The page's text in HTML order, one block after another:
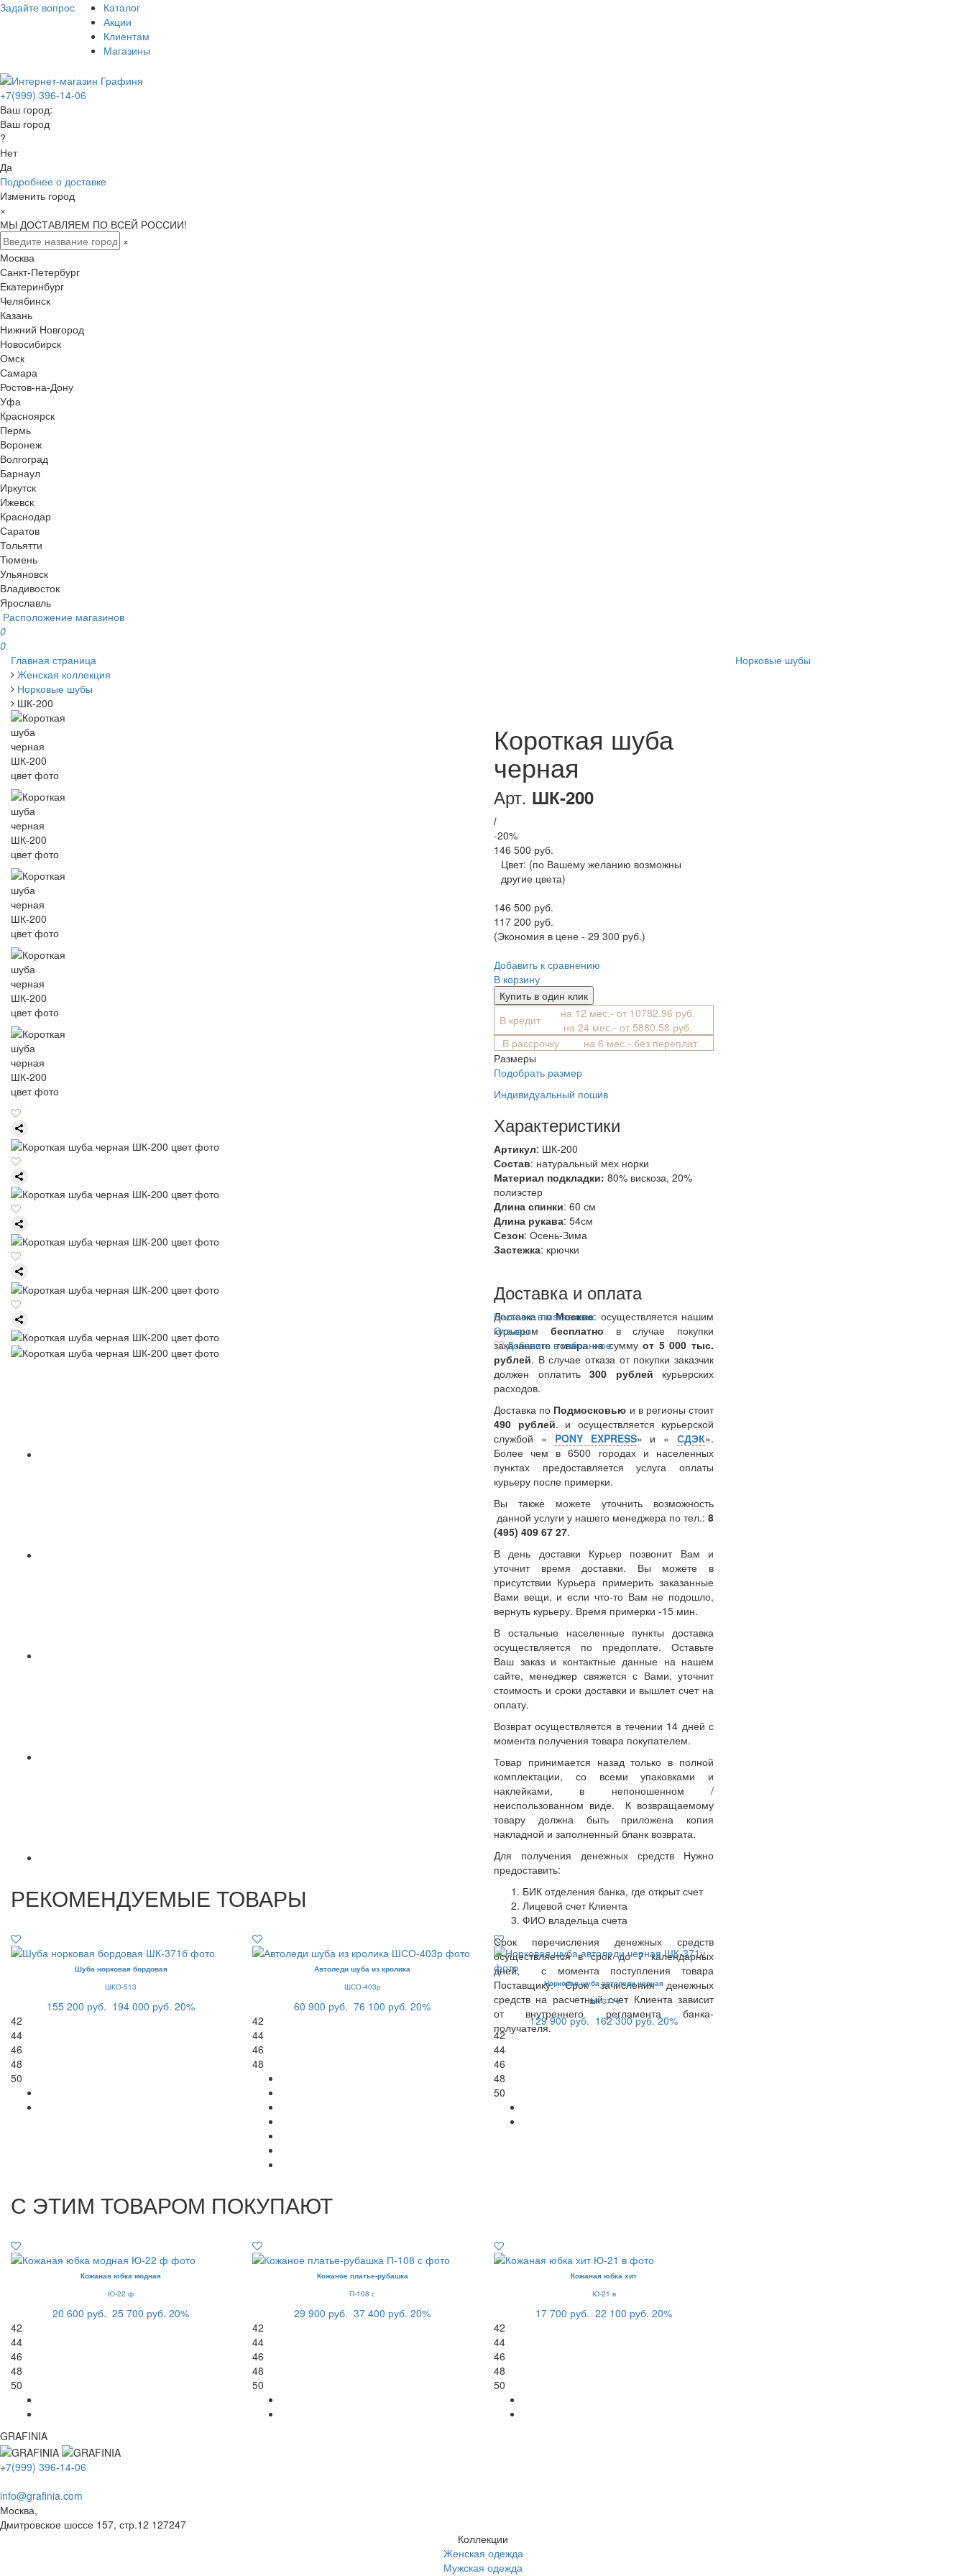
Задайте вопрос
Каталог
Акции
Клиентам
Магазины
+7(999) 396-14-06
Ваш город:
Ваш город
?
Нет
Да
Подробнее о доставке
Изменить город
×
МЫ ДОСТАВЛЯЕМ ПО ВСЕЙ РОССИИ!
×
Москва
Санкт-Петербург
Екатеринбург
Челябинск
Казань
Нижний Новгород
Новосибирск
Омск
Самара
Ростов-на-Дону
Уфа
Красноярск
Пермь
Воронеж
Волгоград
Барнаул
Иркутск
Ижевск
Краснодар
Саратов
Тольятти
Тюмень
Ульяновск
Владивосток
Ярославль
Расположение магазинов
0
0
Главная страница
Женская коллекция
Норковые шубы
ШК-200
Короткая шуба
черная
Арт. ШК-200
i
-20%
146 500 руб.
Цвет: (по Вашему желанию возможны
другие цвета)
146 500 руб.
117 200 руб.
(Экономия в цене - 29 300 руб.)
Добавить к сравнению
В корзину
Купить в один клик
В кредит
на 12 мес.- от 10782.96 руб.
на 24 мес.- от 5880.58 руб.
В рассрочку
на 6 мес.- без переплат
Размеры
Подобрать размер
Индивидуальный пошив
Характеристики
Артикул: ШК-200
Состав: натуральный мех норки
Материал подкладки: 80% вискоза, 20%
полиэстер
Длина спинки: 60 см
Длина рукава: 54см
Сезон: Осень-Зима
Застежка: крючки
Доставка и оплата
Доставка поМоскве: осуществляется нашим
курьером бесплатно в случае покупки
заказанного товара на суммуот 5 000 тыс.
рублей. В случае отказа от покупки заказчик
должен оплатить 300 рублей курьерских
расходов.
Доставка по Подмосковью и в регионы стоит
490 рублей. и осуществляется курьерской
службой « PONY EXPRESS» и «СДЭК».
Более чем в 6500 городах и населенных
пунктах предоставляется услуга оплаты
курьеру после примерки.
Вы также можете уточнить возможность
данной услуги у нашего менеджера по тел.: 8
(495) 409 67 27.
В день доставки Курьер позвонит Вам и
уточнит время доставки. Вы можете в
присутствии Курьера примерить заказанные
Вами вещи, и если что-то Вам не подошло,
вернуть курьеру. Время примерки -15 мин.
В остальные населенные пункты доставка
осуществляется по предоплате. Оставьте
Ваш заказ и контактные данные на нашем
сайте, менеджер свяжется с Вами, уточнит
стоимость и сроки доставки и вышлет счет на
оплату.
Возврат осуществляется в течении 14 дней с
момента получения товара покупателем.
Товар принимается назад только в полной
комплектации, со всеми упаковками и
наклейками, в непоношенном /
неиспользованном виде. К возвращаемому
товару должна быть приложена копия
накладной и заполненный бланк возврата.
Для получения денежных средств Нужно
предоставить:
БИК отделения банка, где открыт счет
Лицевой счет Клиента
ФИО владельца счета
Срок перечисления денежных средств
осуществляется в срок до 7 календарных
дней, с момента поступления товара
Поставщику. Срок зачисления денежных
средств на расчетный счет Клиента зависит
от внутреннего регламента банка-
получателя.
Наличие в магазинах
Отзывы
Добавить в избранное
РЕКОМЕНДУЕМЫЕ ТОВАРЫ
Шуба норковая бордовая
ШКО-513
155 200 руб. 194 000 руб. 20%
42
44
46
48
50
Автоледи шуба из кролика
ШСО-403р
60 900 руб. 76 100 руб. 20%
42
44
46
48
Норковая шуба автоледи черная
ШК-371ч
129 900 руб. 162 300 руб. 20%
42
44
46
48
50
С ЭТИМ ТОВАРОМ ПОКУПАЮТ
Кожаная юбка модная
Ю-22 ф
20 600 руб. 25 700 руб. 20%
42
44
46
48
50
Кожаное платье-рубашка
П-108 с
29 900 руб. 37 400 руб. 20%
42
44
46
48
50
Кожаная юбка хит
Ю-21 в
17 700 руб. 22 100 руб. 20%
42
44
46
48
50
Норковые шубы
GRAFINIA
+7(999) 396-14-06
info@grafinia.com
Москва,
Дмитровское шоссе 157, стр.12 127247
Коллекции
Женская одежда
Мужская одежда